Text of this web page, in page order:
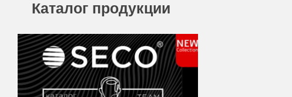
Каталог продукции